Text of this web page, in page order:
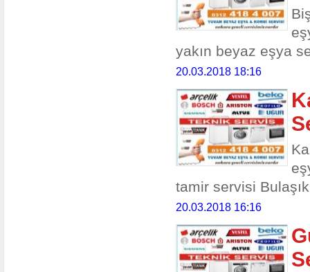
yakın beyaz eşya
20.03.2018 18:16
tamir servisi
20.03.2018 16:16